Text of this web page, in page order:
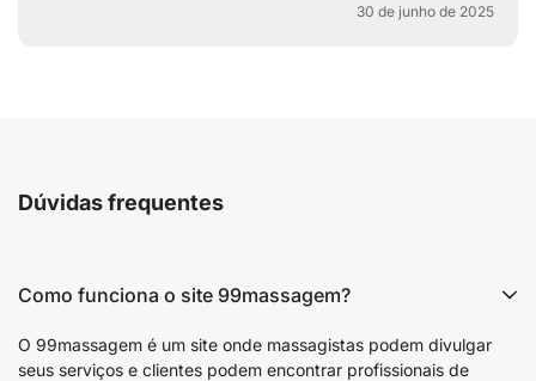
30 de junho de 2025
Dúvidas frequentes
Como funciona o site 99massagem?
O 99massagem é um site onde massagistas podem divulgar
seus serviços e clientes podem encontrar profissionais de